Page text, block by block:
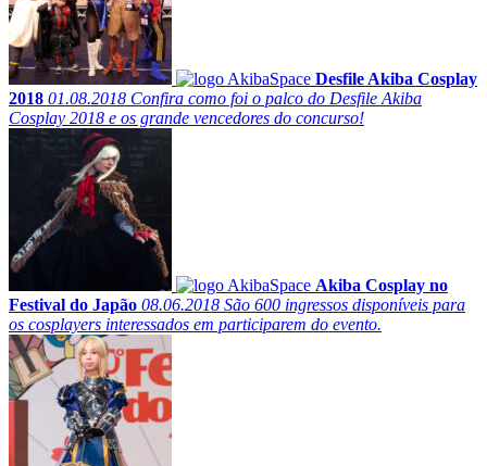
Desfile Akiba Cosplay
2018 01.08.2018 Confira como foi o palco do Desfile Akiba
Cosplay 2018 e os grande vencedores do concurso!
Akiba Cosplay no
Festival do Japão 08.06.2018 São 600 ingressos disponíveis para
os cosplayers interessados em participarem do evento.